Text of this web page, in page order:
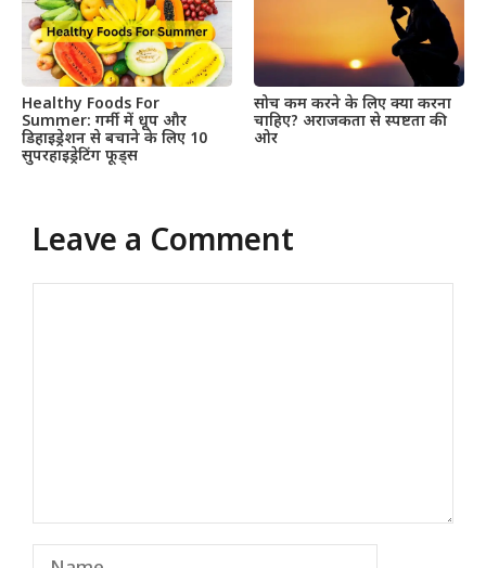
Healthy Foods For
Summer: गर्मी में धूप और
डिहाइड्रेशन से बचाने के लिए 10
सुपरहाइड्रेटिंग फूड्स
सोच कम करने के लिए क्या करना
चाहिए? अराजकता से स्पष्टता की
ओर
Leave a Comment
Name